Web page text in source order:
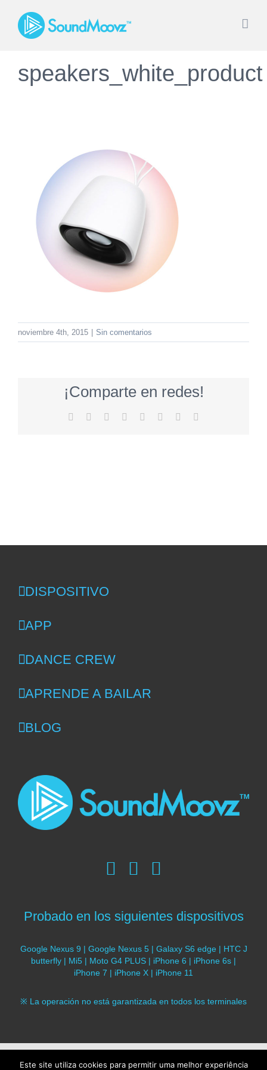
Saltar
speakers_white_product
noviembre 4th, 2015 Sin comentarios
¡Comparte en redes!
Facebook
TwitterReddit LinkedIn
TumblrPinterest
DISPOSITIVO
APP
DANCE CREW
APRENDE A BAILAR
BLOG
Probado en los siguientes dispositivos
Google Nexus 9 | Google Nexus 5 | Galaxy S6 edge | HTC J
butterfly | Mi5 | Moto G4 PLUS | iPhone 6 | iPhone 6s |
iPhone 7 | iPhone X | iPhone 11
※ La operación no está garantizada en todos los terminales
Este site utiliza cookies para permitir uma melhor experiência